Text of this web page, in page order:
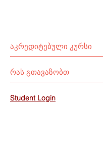
აკრედიტებული კურსი
რას გთავაზობთ
Student Login